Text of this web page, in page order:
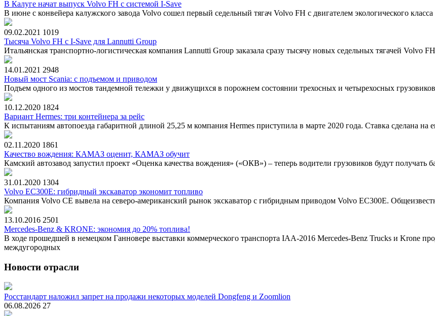
В Калуге начат выпуск Volvo FH с системой I-Save
В июне с конвейера калужского завода Volvo сошел первый седельный тягач Volvo FH с двигателем экологического
09.02.2021 1019
Тысяча Volvo FH с I-Save для Lannutti Group
Итальянская транспортно-логистическая компания Lannutti Group заказала сразу тысячу новых седельных тягачей Volvo
14.01.2021 2948
Новый мост Scania: с подъемом и приводом
Подъем одного из мостов тандемной тележки у движущихся в порожнем состоянии трехосных и четырехосных
10.12.2020 1824
Вариант Hermes: три контейнера за рейс
К испытаниям автопоезда габаритной длиной 25,25 м компания Hermes приступила в марте 2020 года. Ставка сделана на
02.11.2020 1861
Качество вождения: КАМАЗ оценит, КАМАЗ обучит
Камский автозавод запустил проект «Оценка качества вождения» («ОКВ») – теперь водители грузовиков будут получать
31.01.2020 1304
Volvo EC300E: гибридный экскаватор экономит топливо
Компания Volvo CE вывела на северо-американский рынок экскаватор с гибридным приводом Volvo EC300E.
13.10.2016 2501
Mercedes-Benz & KRONE: экономия до 20% топлива!
В ходе прошедшей в немецком Ганновере выставки коммерческого транспорта IAA-2016 Mercedes-Benz Trucks и Krone
междугородных
Новости отрасли
Росстандарт наложил запрет на продажи некоторых моделей Dongfeng и Zoomlion
06.08.2026 27